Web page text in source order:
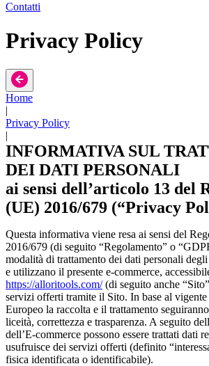
Contatti
Privacy Policy
Home
|
Privacy Policy
|
INFORMATIVA SUL
DEI DATI PERSONALI
ai sensi dell’articolo 13 del
(UE) 2016/679 (“Privacy
Questa informativa viene resa ai sensi del
2016/679 (di seguito “Regolamento” o
modalità di trattamento dei dati personali
e utilizzano il presente e-commerce,
https://alloritools.com/(di seguito anche
servizi offerti tramite il Sito. In base al
Europeo la raccolta e il trattamento
liceità, correttezza e trasparenza. A seguito
dell’E-commerce possono essere trattati dati
usufruisce dei servizi offerti (definito
fisica identificata o identificabile).